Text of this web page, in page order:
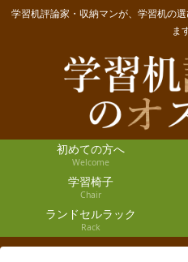
学習机評論家・収納マンが、学習机の
ま
初めての方へ
Welcome
学習椅子
Chair
ランドセルラック
Rack